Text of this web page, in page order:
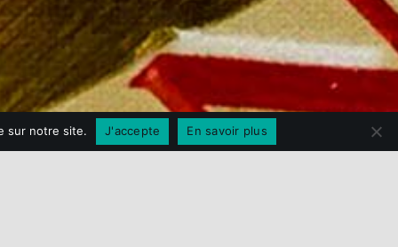
sur notre site. J'accepte En savoir plus